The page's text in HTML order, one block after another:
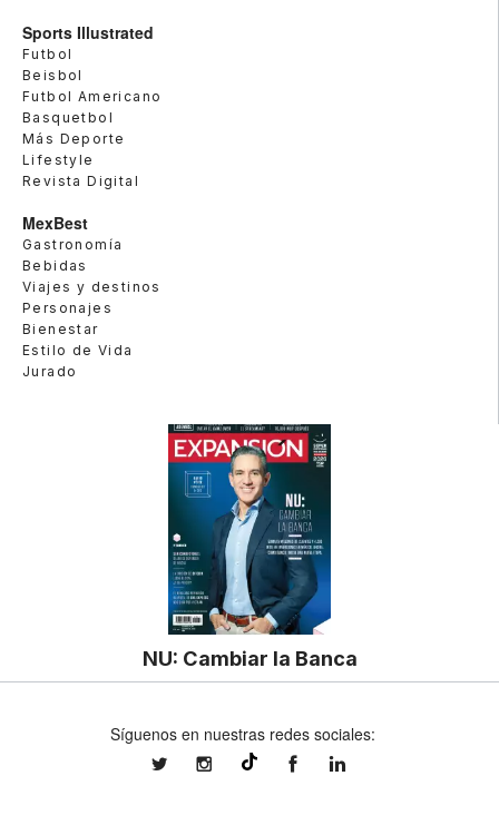
Sports Illustrated
Futbol
Beisbol
Futbol Americano
Basquetbol
Más Deporte
Lifestyle
Revista Digital
MexBest
Gastronomía
Bebidas
Viajes y destinos
Personajes
Bienestar
Estilo de Vida
Jurado
NU: Cambiar la Banca
Síguenos en nuestras redes sociales:
expansionmxexpansionmx ExpansionMex